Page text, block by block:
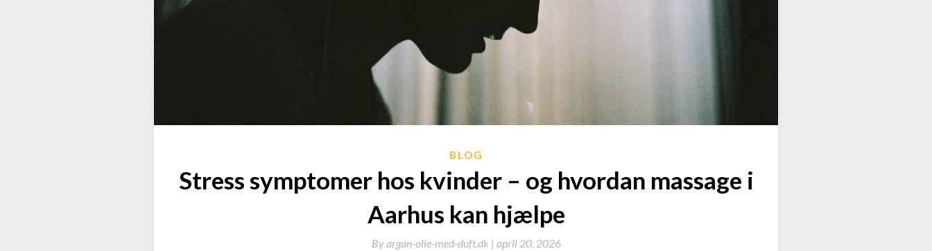
BLOG
Stress symptomer hos kvinder – og hvordan massage i
Aarhus kan hjælpe
Byargan-olie-med-duft.dk | april 20, 2026